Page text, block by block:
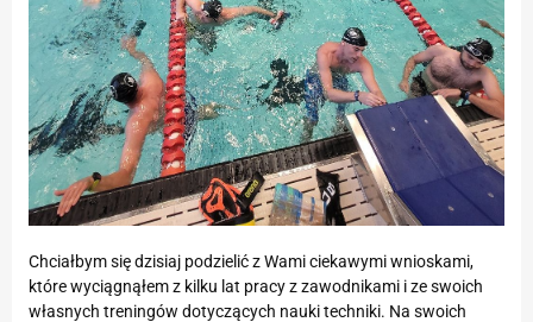
Chciałbym się dzisiaj podzielić z Wami ciekawymi wnioskami,
które wyciągnąłem z kilku lat pracy z zawodnikami i ze swoich
własnych treningów dotyczących nauki techniki. Na swoich